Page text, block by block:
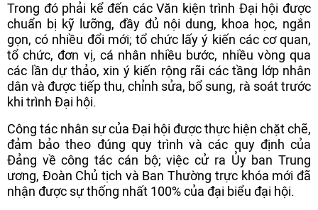
Trong đó phải kể đến các Văn kiện trình Đại hội được
chuẩn bị kỹ lưỡng, đầy đủ nội dung, khoa học, ngắn
gọn, có nhiều đổi mới; tổ chức lấy ý kiến các cơ quan,
tổ chức, đơn vị, cá nhân nhiều bước, nhiều vòng qua
các lần dự thảo, xin ý kiến rộng rãi các tầng lớp nhân
dân và được tiếp thu, chỉnh sửa, bổ sung, rà soát trước
khi trình Đại hội.
Công tác nhân sự của Đại hội được thực hiện chặt chẽ,
đảm bảo theo đúng quy trình và các quy định của
Đảng về công tác cán bộ; việc cử ra Ủy ban Trung
ương, Đoàn Chủ tịch và Ban Thường trực khóa mới đã
nhận được sự thống nhất 100% của đại biểu đại hội.